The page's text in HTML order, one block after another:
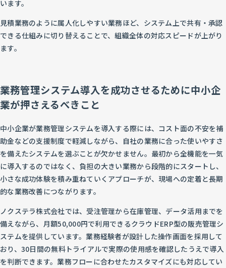
います。
見積業務のように属人化しやすい業務ほど、システム上で共有・承認
できる仕組みに切り替えることで、組織全体の対応スピードが上がり
ます。
業務管理システム導入を成功させるために中小企
業が押さえるべきこと
中小企業が業務管理システムを導入する際には、コスト面の不安を補
助金などの支援制度で軽減しながら、自社の業務に合った使いやすさ
を備えたシステムを選ぶことが欠かせません。最初から全機能を一気
に導入するのではなく、負担の大きい業務から段階的にスタートし、
小さな成功体験を積み重ねていくアプローチが、現場への定着と長期
的な業務改善につながります。
ノクステラ株式会社では、受注管理から在庫管理、データ活用までを
備えながら、月額50,000円で利用できるクラウドERP型の販売管理シ
ステムを提供しています。業務経験者が設計した操作画面を採用して
おり、30日間の無料トライアルで実際の使用感を確認したうえで導入
を判断できます。業務フローに合わせたカスタマイズにも対応してい